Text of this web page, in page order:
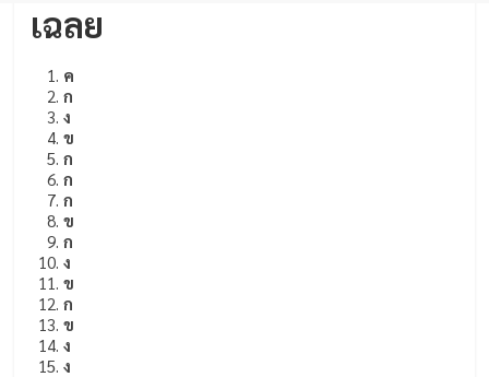
เฉลย
ค
ก
ง
ข
ก
ก
ก
ข
ก
ง
ข
ก
ข
ง
ง